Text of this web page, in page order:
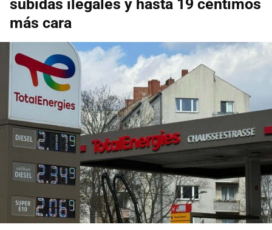
subidas ilegales y hasta 19 céntimos
más cara